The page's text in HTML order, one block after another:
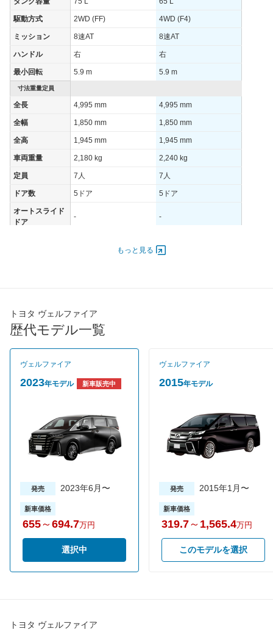
12.6km/L 12.2km/L
装備オプション
駆動方式 2WD (FF) 4WD (F4)
ミッション 8速AT 8速AT
ハンドル 右 右
最小回転 5.9 m 5.9 m
寸法重量定員
全長 4,995 mm 4,995 mm
全幅 1,850 mm 1,850 mm
全高 1,945 mm 1,945 mm
車両重量 2,180 kg 2,240 kg
定員 7人 7人
ドア数 5ドア 5ドア
オートスライド
ドア
- -
205.00 [279]/ 6,000 205.00 [279]/ 6,000
タイヤサイズ
(前)
225/55R19
(後)
燃費
7.1km/L
WLTCモード(郊
10.6km/L 10.1km/L
速道路)
1015モード -
装備オプション 装備詳細を見る 装備詳細を見る
もっと見る
トヨタ ヴェルファイア
歴代モデル一覧
ヴェルファイア
2023年モデル 新車販売中
発売 2023年6月〜
新車価格
655～ 694.7万円
選択中
ヴェルファイア
2015年モデル
発売 2015年1月〜
新車価格
319.7～ 1,565.4万円
このモデルを選択
トヨタ ヴェルファイア